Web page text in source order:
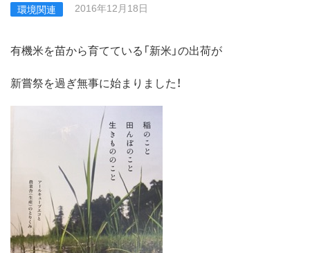
環境関連 2016年12月18日
有機米を苗から育てている「新米」の出荷が
新嘗祭を過ぎ無事に始まりました！